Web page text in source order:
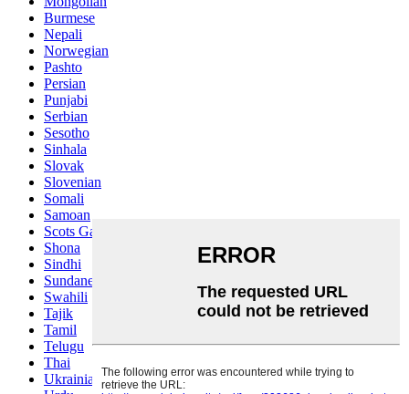
Burmese
Nepali
Norwegian
Pashto
Persian
Punjabi
Serbian
Sesotho
Sinhala
Slovak
Slovenian
Somali
Samoan
Scots Gaelic
Shona
Sindhi
Sundanese
Swahili
Tajik
Tamil
Telugu
Thai
Ukrainian